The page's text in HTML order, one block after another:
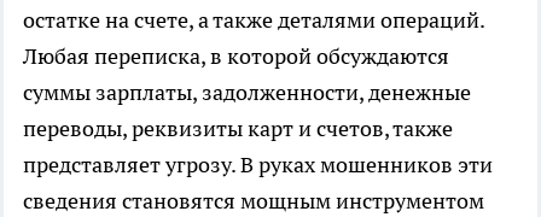
остатке на счете, а также деталями операций.
Любая переписка, в которой обсуждаются
суммы зарплаты, задолженности, денежные
переводы, реквизиты карт и счетов, также
представляет угрозу. В руках мошенников эти
сведения становятся мощным инструментом